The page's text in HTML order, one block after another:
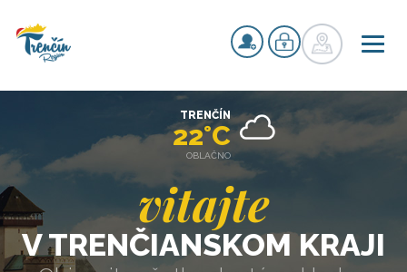
vitajte
V TRENČIANSKOM KRAJI
TRENČÍN
22°C
OBLAČNO